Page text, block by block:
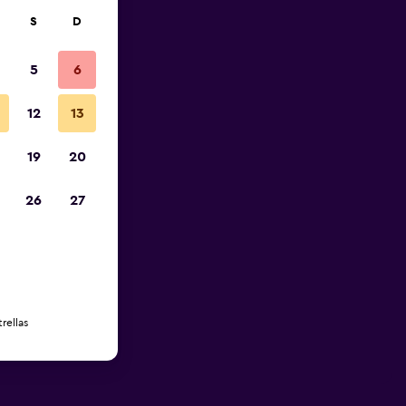
S D
5 6
12 13
19 20
26 27